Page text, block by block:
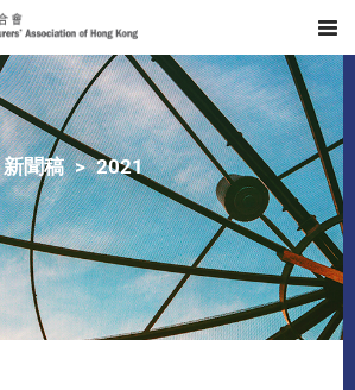
新聞稿 2021